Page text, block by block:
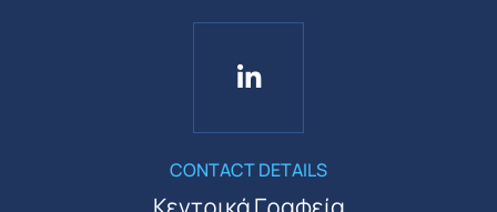
CONTACT DETAILS